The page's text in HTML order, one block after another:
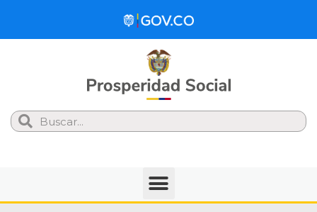
Search